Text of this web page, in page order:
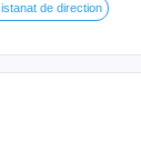
de direction